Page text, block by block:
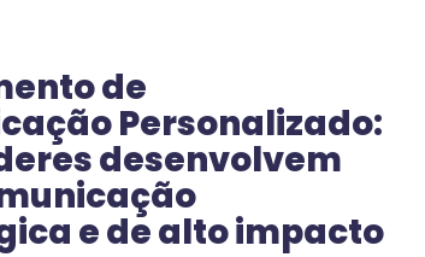
de
Personalizado:
desenvolvem
e de alto impacto